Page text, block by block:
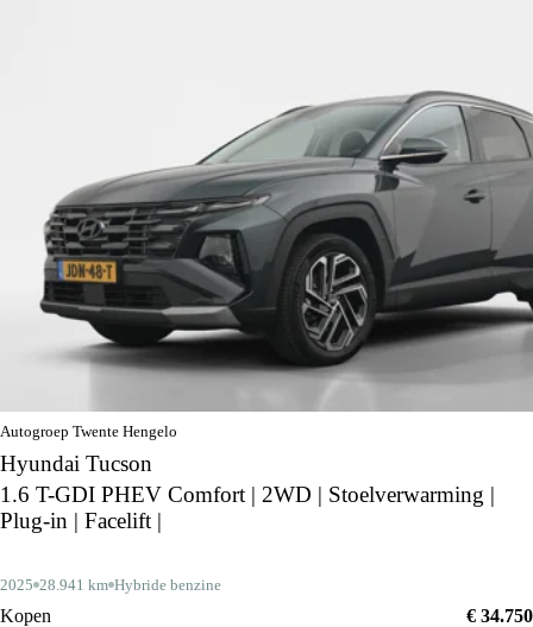
Autogroep Twente Hengelo
Hyundai Tucson
1.6 T-GDI PHEV Comfort | 2WD | Stoelverwarming |
Plug-in | Facelift |
2025 28.941 km Hybride benzine
Kopen € 34.750